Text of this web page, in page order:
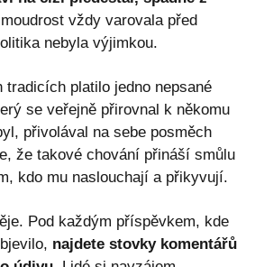
vždy varovala před
nebyla výjimkou.
platilo jedno nepsané
se veřejně přirovnal k někomu
přivolával na sebe posměch
že takové chování přináší smůlu
kdo mu naslouchají a přikyvují.
Pod každým příspěvkem, kde
najdete stovky komentářů